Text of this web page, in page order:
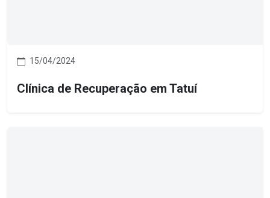
15/04/2024
Clínica de Recuperação em Tatuí